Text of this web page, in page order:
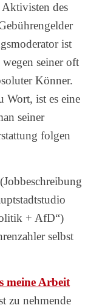
Aktivisten des
ist
seiner oft
Könner.
Wort, ist es eine
seiner
folgen
+ AfD“)
selbst
meine Arbeit
zu nehmende